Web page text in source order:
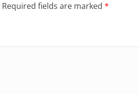
Required fields are marked *